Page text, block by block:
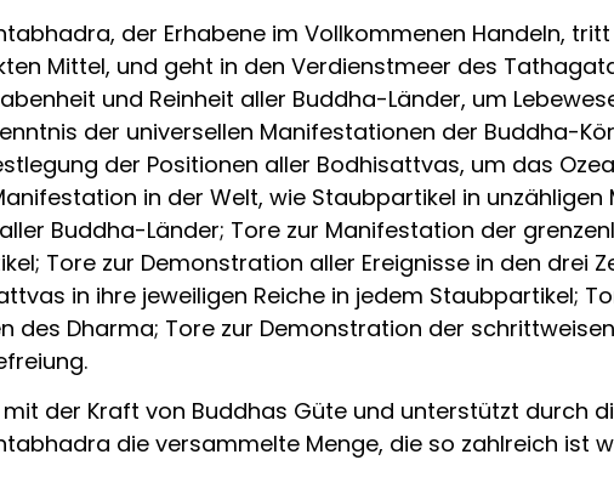
der Erhabene im Vollkommenen Handeln,
Mittel, und geht in den Verdienstmeer des
und Reinheit aller Buddha-Länder, um
der universellen Manifestationen der Buddha-
der Positionen aller Bodhisattvas, um das
in der Welt, wie Staubpartikel in unzähligen
Buddha-Länder; Tore zur Manifestation der
Tore zur Demonstration aller Ereignisse in den drei
in ihre jeweiligen Reiche in jedem Staubpartikel;
des Dharma; Tore zur Demonstration der
der Kraft von Buddhas Güte und unterstützt durch
die versammelte Menge, die so zahlreich ist